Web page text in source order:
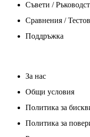
Съвети /
Сравнения /
Поддръжка
За нас
Общи условия
Политика за
Политика за